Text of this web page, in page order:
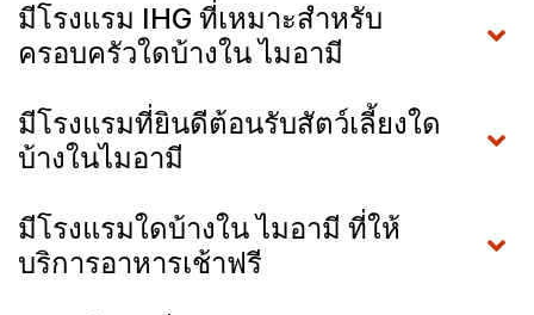
มีโรงแรม IHG ที่เหมาะสำหรับ
ครอบครัวใดบ้างใน ไมอามี
มีโรงแรมที่ยินดีต้อนรับสัตว์เลี้ยงใด
บ้างในไมอามี
มีโรงแรมใดบ้างใน ไมอามี ที่ให้
บริการอาหารเช้าฟรี